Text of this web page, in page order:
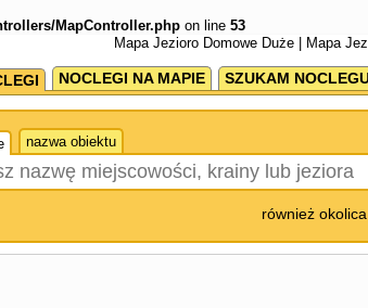
MapController.php on line 53
Mapa Jezioro Domowe Duże | Mapa
NOCLEGI NA MAPIE SZUKAM
nazwa obiektu
również okolica